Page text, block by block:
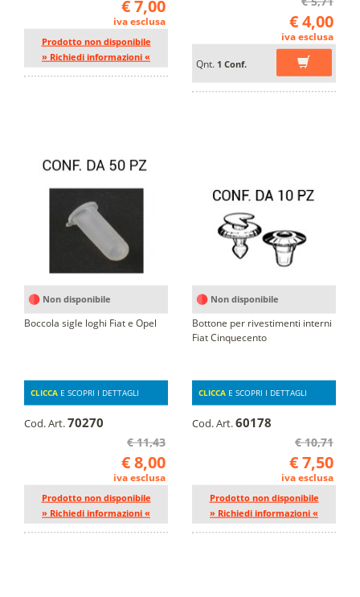
€ 7,00
iva esclusa
Prodotto non disponibile
» Richiedi informazioni «
€ 4,00
iva esclusa
Qnt. 1 Conf.
Non disponibile
Boccola sigle loghi Fiat e Opel
CLICCA E SCOPRI I DETTAGLI
Cod. Art.70270
€ 11,43
€ 8,00
iva esclusa
Prodotto non disponibile
» Richiedi informazioni «
Non disponibile
Bottone per rivestimenti interni
Fiat Cinquecento
CLICCA E SCOPRI I DETTAGLI
Cod. Art.60178
€ 10,71
€ 7,50
iva esclusa
Prodotto non disponibile
» Richiedi informazioni «